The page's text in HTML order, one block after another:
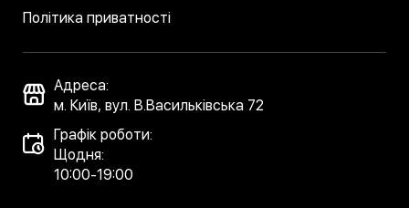
Політика приватності
Адреса:
м. Київ, вул. В.Васильківська 72
Графік роботи:
Щодня:
10:00-19:00